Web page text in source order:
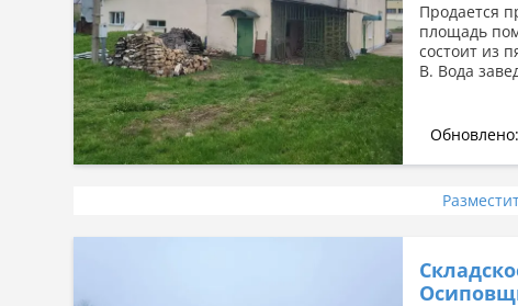
Продается
площадь
состоит из
В. Вода